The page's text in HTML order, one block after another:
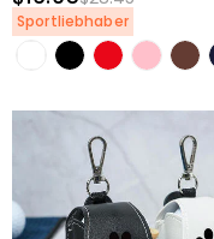
Sportliebhaber